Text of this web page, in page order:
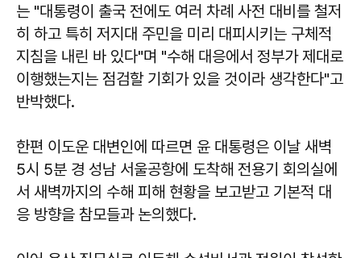
는 "대통령이 출국 전에도 여러 차례 사전 대비를 철저
히 하고 특히 저지대 주민을 미리 대피시키는 구체적
지침을 내린 바 있다"며 "수해 대응에서 정부가 제대로
이행했는지는 점검할 기회가 있을 것이라 생각한다"고
반박했다.
한편 이도운 대변인에 따르면 윤 대통령은 이날 새벽
5시 5분 경 성남 서울공항에 도착해 전용기 회의실에
서 새벽까지의 수해 피해 현황을 보고받고 기본적 대
응 방향을 참모들과 논의했다.